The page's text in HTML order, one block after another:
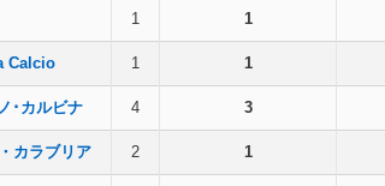
1 1
Calcio 1 1
･カルビナ 4 3
カラブリア 2 1